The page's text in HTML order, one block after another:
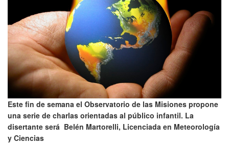
Este fin de semana el Observatorio de las Misiones propone
una serie de charlas orientadas al público infantil. La
disertante será Belén Martorelli, Licenciada en Meteorología
y Ciencias